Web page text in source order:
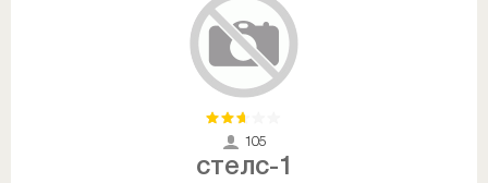
105
стелс-1